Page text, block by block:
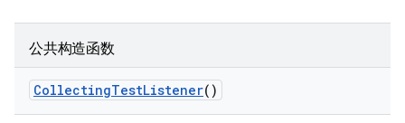
公共构造函数
CollectingTestListener()